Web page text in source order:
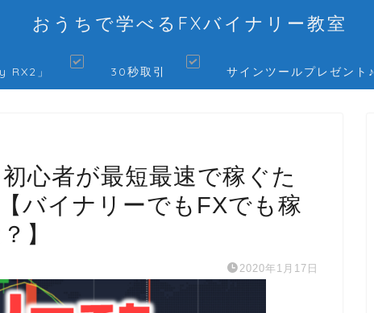
おうちで学べるFXバイナリー教室
RX2」 30秒取引 サインツールプレゼント♪
心者が最短最速で稼ぐた
バイナリーでもFXでも稼
】
2020年1月17日